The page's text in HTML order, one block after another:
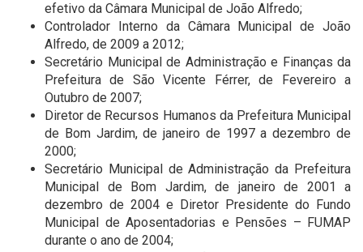
efetivo da Câmara Municipal de João Alfredo;
Controlador Interno da Câmara Municipal de João
Alfredo, de 2009 a 2012;
Secretário Municipal de Administração e Finanças da
Prefeitura de São Vicente Férrer, de Fevereiro a
Outubro de 2007;
Diretor de Recursos Humanos da Prefeitura Municipal
de Bom Jardim, de janeiro de 1997 a dezembro de
2000;
Secretário Municipal de Administração da Prefeitura
Municipal de Bom Jardim, de janeiro de 2001 a
dezembro de 2004 e Diretor Presidente do Fundo
Municipal de Aposentadorias e Pensões – FUMAP
durante o ano de 2004;